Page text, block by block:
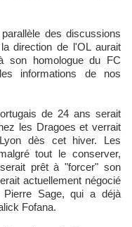
des discussions
direction de l'OL aurait
son homologue du FC
informations de nos
de 24 ans serait
les Dragoes et verrait
dès cet hiver. Les
tout le conserver,
prêt à "forcer" son
actuellement négocié
Sage, qui a déjà
Fofana.